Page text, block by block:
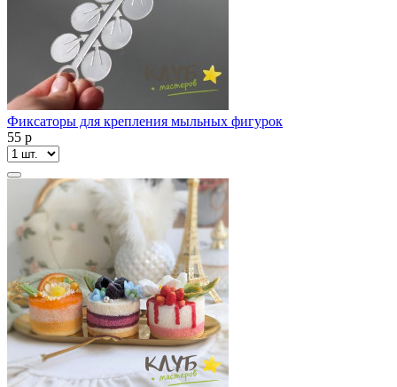
Фиксаторы для крепления мыльных фигурок
55 p